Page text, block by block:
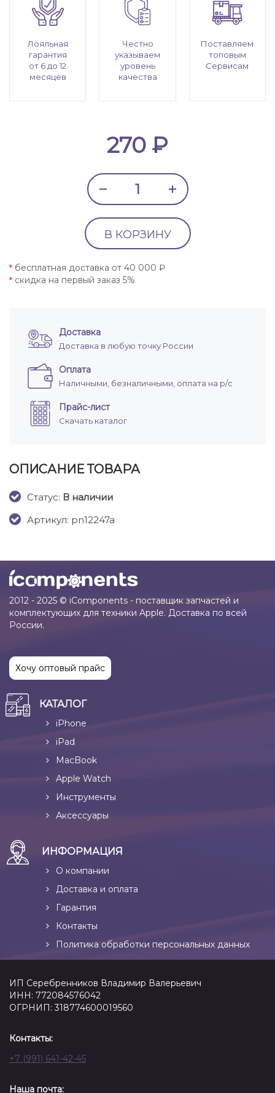
Лояльная
гарантия
от 6 до 12
месяцев
Честно
указываем
уровень
качества
Поставляем
топовым
Сервисам
270 ₽
В КОРЗИНУ
* бесплатная доставка от 40 000 ₽
* скидка на первый заказ 5%
Доставка
Доставка в любую точку России
Оплата
Наличными, безналичными, оплата на р/с
Прайс-лист
Скачать каталог
ОПИСАНИЕ ТОВАРА
Cтатус: В наличии
Артикул: pn12247a
2012 - 2025 © iComponents - поставщик запчастей и
комплектующих для техники Apple. Доставка по всей
России.
Хочу оптовый прайс
КАТАЛОГ
iPhone
iPad
MacBook
Apple Watch
Инструменты
Аксессуары
ИНФОРМАЦИЯ
О компании
Доставка и оплата
Гарантия
Контакты
Политика обработки персональных данных
ИП Серебренников Владимир Валерьевич
ИНН: 772084576042
ОГРНИП: 318774600019560
Контакты:
+7 (991) 641-42-45
Наша почта: